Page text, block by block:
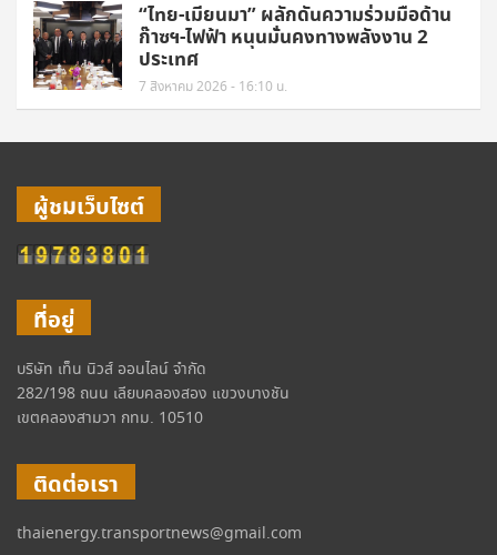
“ไทย-เมียนมา” ผลักดันความร่วมมือด้าน
ก๊าซฯ-ไฟฟ้า หนุนมั่นคงทางพลังงาน 2
ประเทศ
7 สิงหาคม 2026 - 16:10 น.
ผู้ชมเว็บไซต์
ที่อยู่
บริษัท เท็น นิวส์ ออนไลน์ จำกัด
282/198 ถนน เลียบคลองสอง แขวงบางชัน
เขตคลองสามวา กทม. 10510
ติดต่อเรา
thaienergy.transportnews@gmail.com